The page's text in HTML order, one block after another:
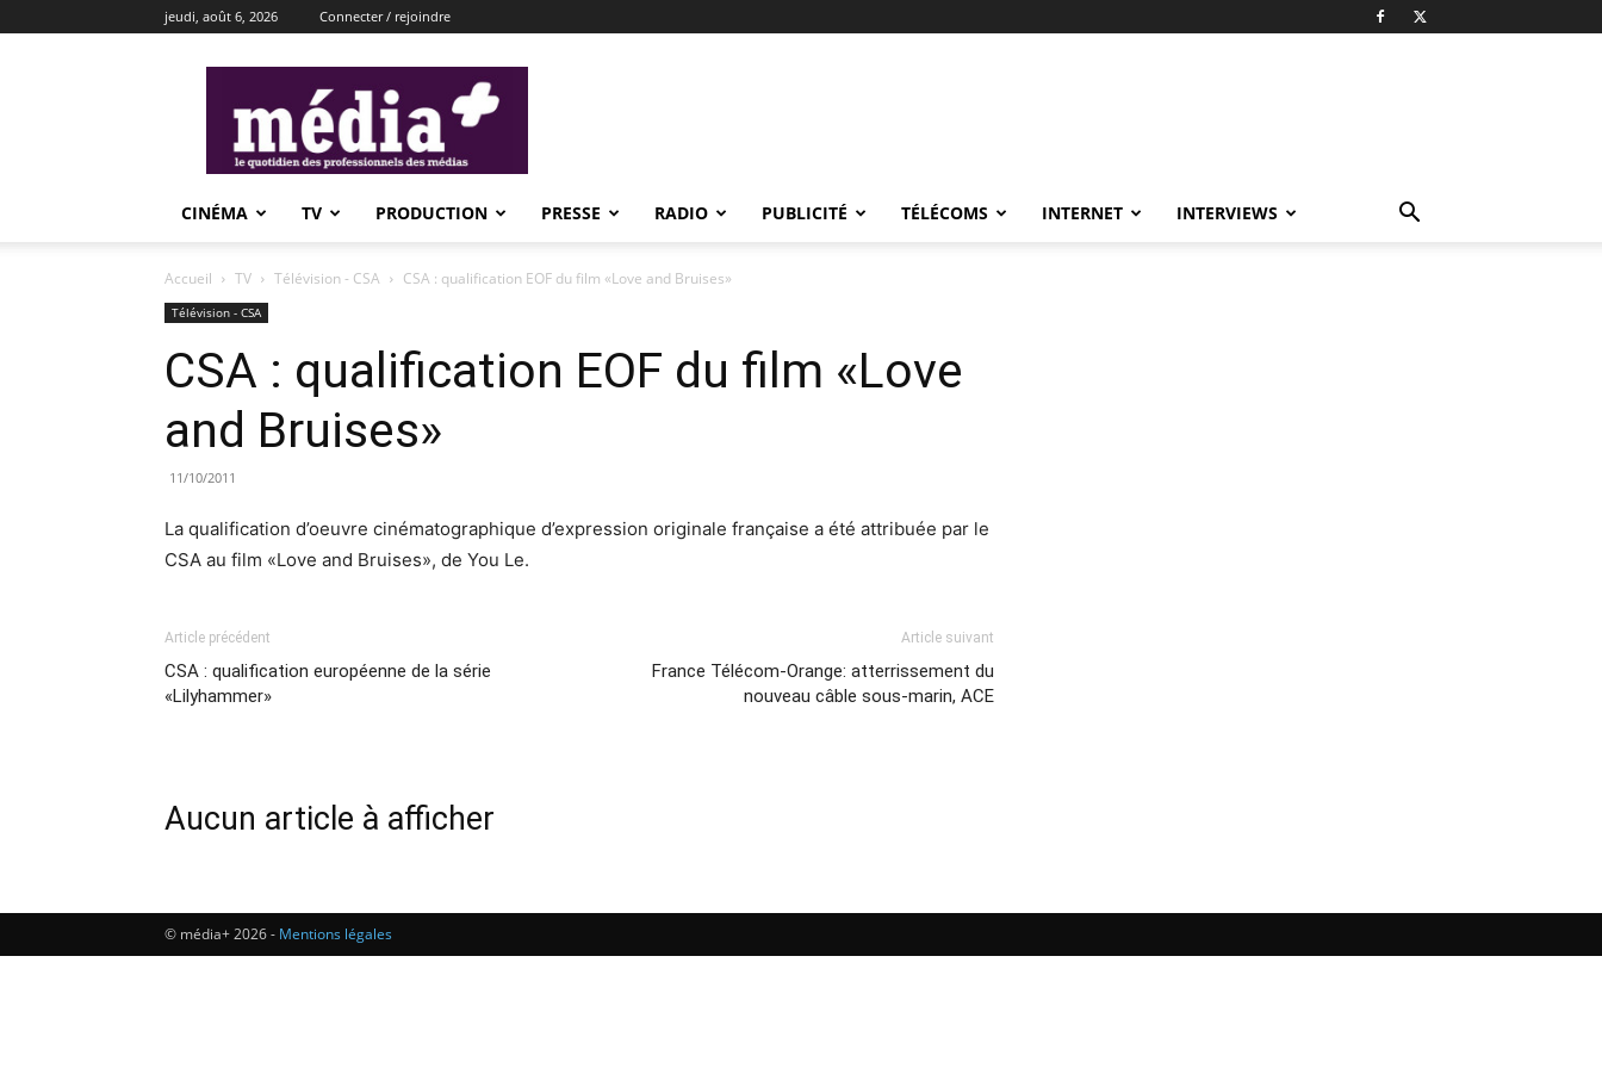
jeudi, août 6, 2026 Connecter / rejoindre
CINÉMA TV PRODUCTION PRESSE RADIO PUBLICITÉ TÉLÉCOMS INTERNET INTERVIEWS
Accueil TV Télévision - CSA CSA : qualification EOF du film «Love and Bruises»
Télévision - CSA
CSA : qualification EOF du film «Love
and Bruises»
11/10/2011
La qualification d’oeuvre cinématographique d’expression originale française a été attribuée par le
CSA au film «Love and Bruises», de You Le.
Article précédent
CSA : qualification européenne de la série
«Lilyhammer»
Article suivant
France Télécom-Orange: atterrissement du
nouveau câble sous-marin, ACE
Aucun article à afficher
© média+ 2026 - Mentions légales